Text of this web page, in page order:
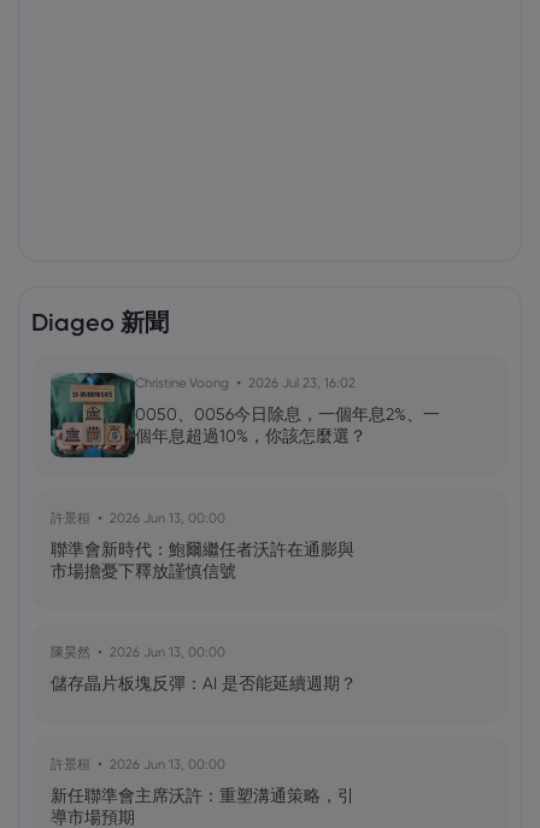
Diageo 新聞
Christine Voong 2026 Jul 23, 16:02
0050、0056今日除息，一個年息2%、一
個年息超過10%，你該怎麼選？
許景桓 2026 Jun 13, 00:00
聯準會新時代：鮑爾繼任者沃許在通膨與
市場擔憂下釋放謹慎信號
陳昊然 2026 Jun 13, 00:00
儲存晶片板塊反彈：AI 是否能延續週期？
許景桓 2026 Jun 13, 00:00
新任聯準會主席沃許：重塑溝通策略，引
導市場預期